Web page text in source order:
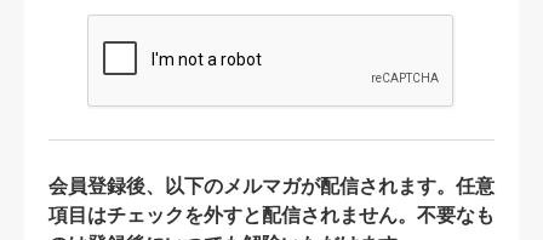
会員登録後、以下のメルマガが配信されます。任意
項目はチェックを外すと配信されません。不要なも